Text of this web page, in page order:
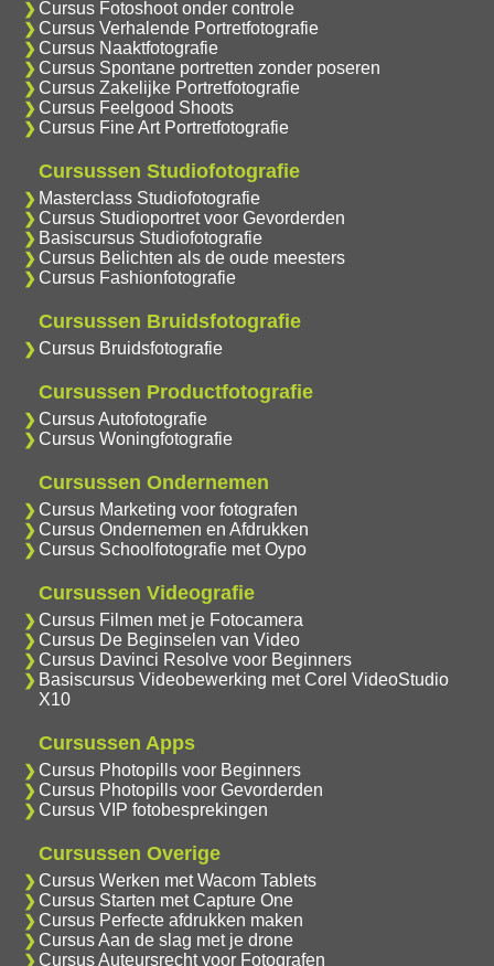
Cursus Fotoshoot onder controle
Cursus Verhalende Portretfotografie
Cursus Naaktfotografie
Cursus Spontane portretten zonder poseren
Cursus Zakelijke Portretfotografie
Cursus Feelgood Shoots
Cursus Fine Art Portretfotografie
Cursussen Studiofotografie
Masterclass Studiofotografie
Cursus Studioportret voor Gevorderden
Basiscursus Studiofotografie
Cursus Belichten als de oude meesters
Cursus Fashionfotografie
Cursussen Bruidsfotografie
Cursus Bruidsfotografie
Cursussen Productfotografie
Cursus Autofotografie
Cursus Woningfotografie
Cursussen Ondernemen
Cursus Marketing voor fotografen
Cursus Ondernemen en Afdrukken
Cursus Schoolfotografie met Oypo
Cursussen Videografie
Cursus Filmen met je Fotocamera
Cursus De Beginselen van Video
Cursus Davinci Resolve voor Beginners
Basiscursus Videobewerking met Corel VideoStudio
X10
Cursussen Apps
Cursus Photopills voor Beginners
Cursus Photopills voor Gevorderden
Cursus VIP fotobesprekingen
Cursussen Overige
Cursus Werken met Wacom Tablets
Cursus Starten met Capture One
Cursus Perfecte afdrukken maken
Cursus Aan de slag met je drone
Cursus Auteursrecht voor Fotografen